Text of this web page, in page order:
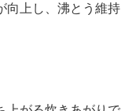
向上し、沸とう維持